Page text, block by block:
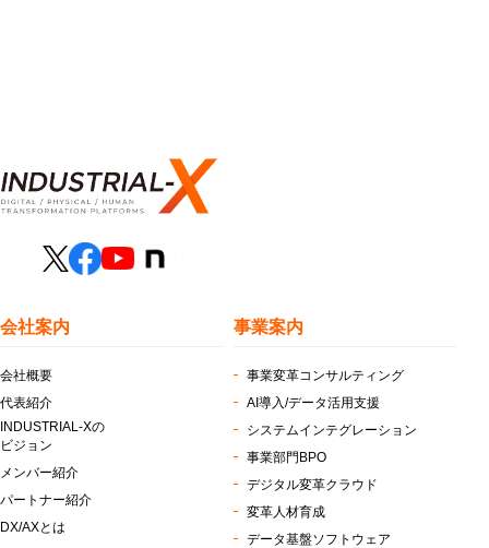
会社案内
会社概要
代表紹介
INDUSTRIAL-Xの
ビジョン
メンバー紹介
パートナー紹介
DX/AXとは
事業案内
事業変革コンサルティング
AI導入/データ活用支援
システムインテグレーション
事業部門BPO
デジタル変革クラウド
変革人材育成
データ基盤ソフトウェア